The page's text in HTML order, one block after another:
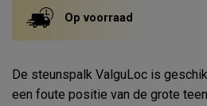
Op voorraad
De steunspalk ValguLoc is
een foute positie van de grote